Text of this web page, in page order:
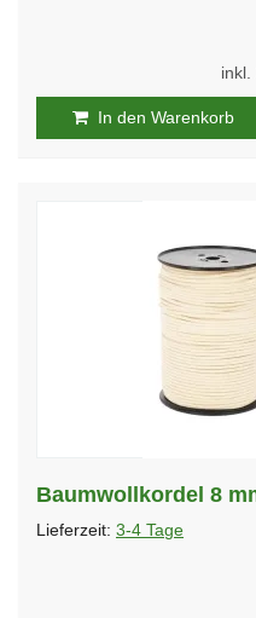
inkl.
In den Warenkorb
Baumwollkordel 8
Lieferzeit: 3-4 Tage